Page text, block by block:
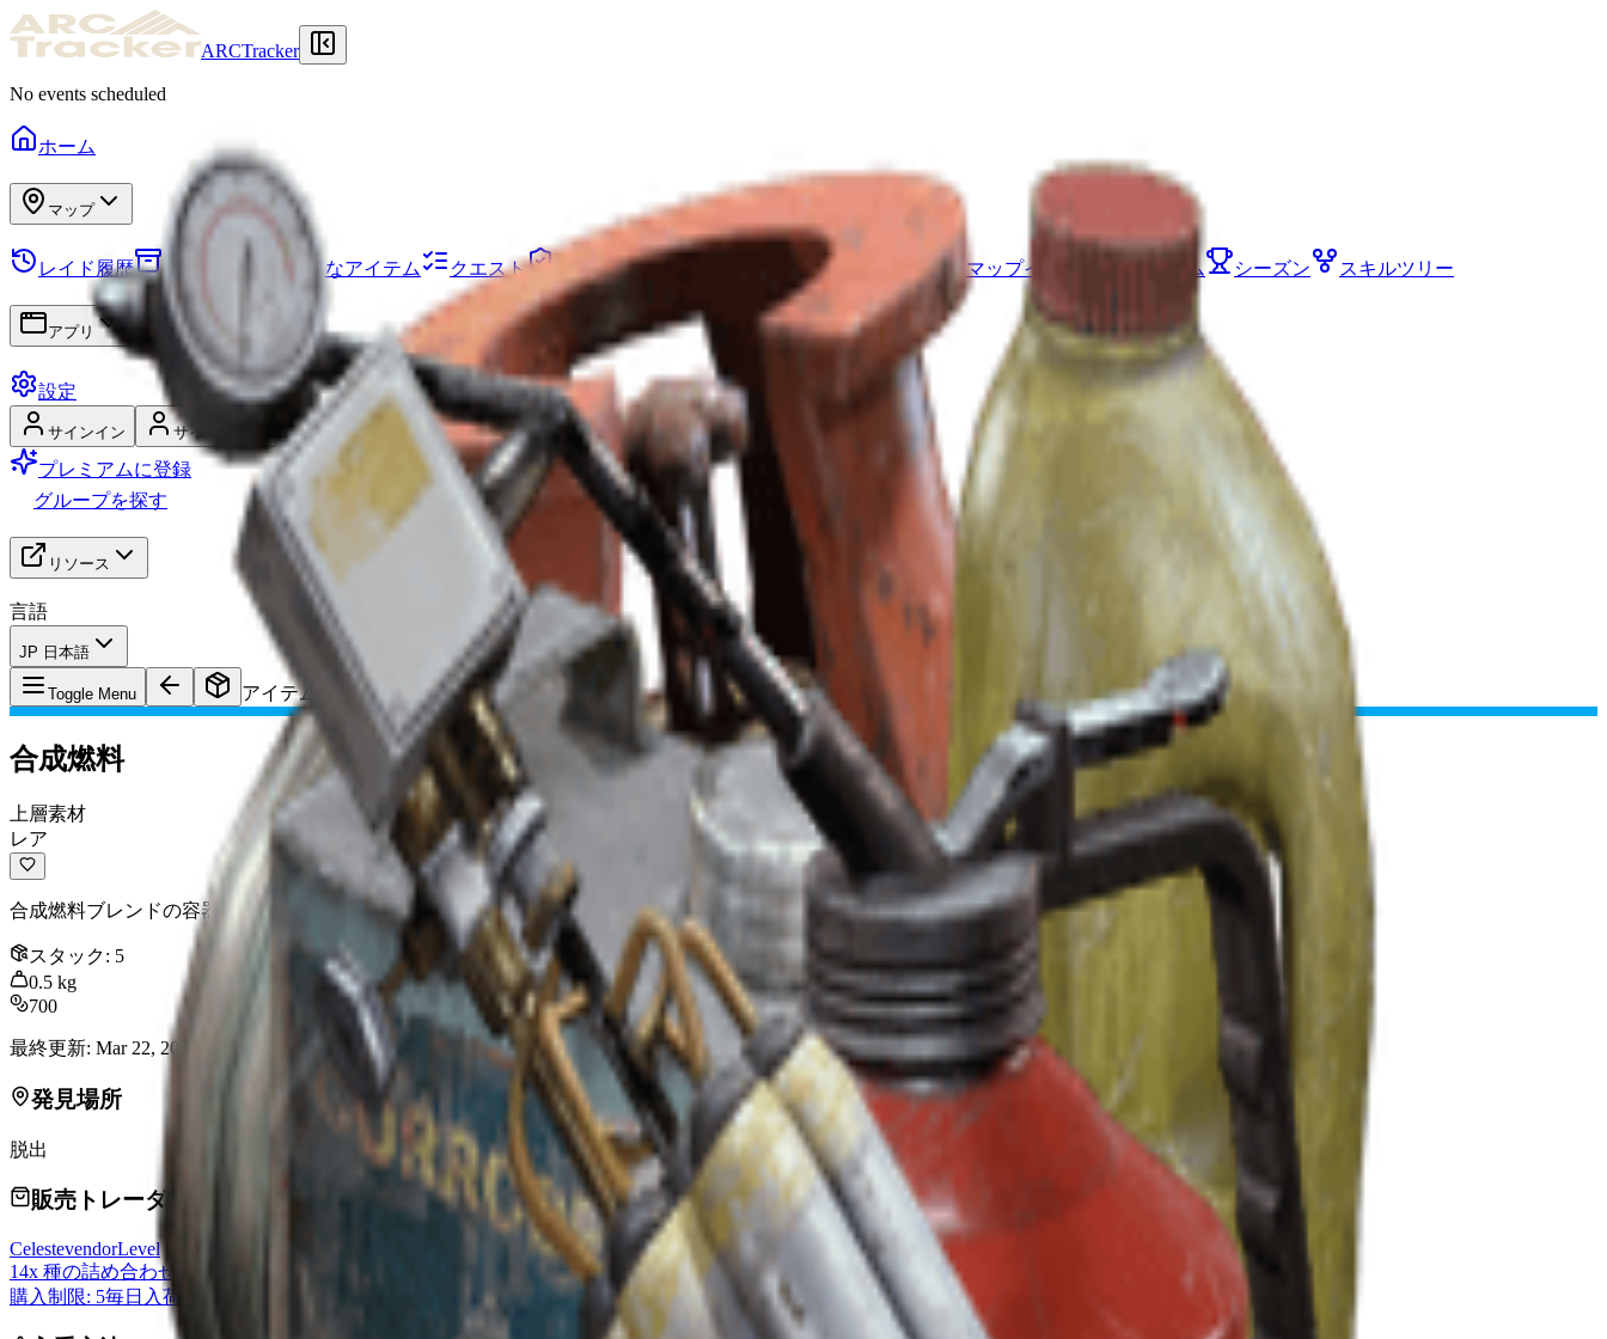
ARCTracker
No events scheduled
ホーム
マップ
レイド履歴 スタッシュ 必要なアイテム クエスト ハイドアウト プロジェクト スクワッド マップイベント アイテム シーズン スキルツリー
アプリ
設定
サインイン サインアップ
プレミアムに登録
グループを探す
リソース
言語
JP 日本語
Toggle Menu アイテム 合成燃料
合成燃料
上層素材
レア
合成燃料ブレンドの容器。
スタック: 5
0.5 kg
700
最終更新: Mar 22, 2026
発見場所
脱出
販売トレーダー
CelestevendorLevel
14x 種の詰め合わせ
購入制限: 5毎日入荷